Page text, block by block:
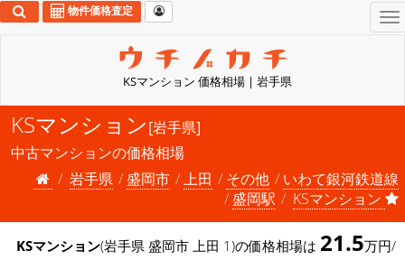
KSマンション 価格相場 | 岩手県
物件価格査定
KSマンション[岩手県]
中古マンションの価格相場
岩手県
盛岡市 上田 その他
いわて銀河鉄道線
盛岡駅
KSマンション
KSマンション(岩手県 盛岡市 上田 1)の価格相場は 21.5万円/